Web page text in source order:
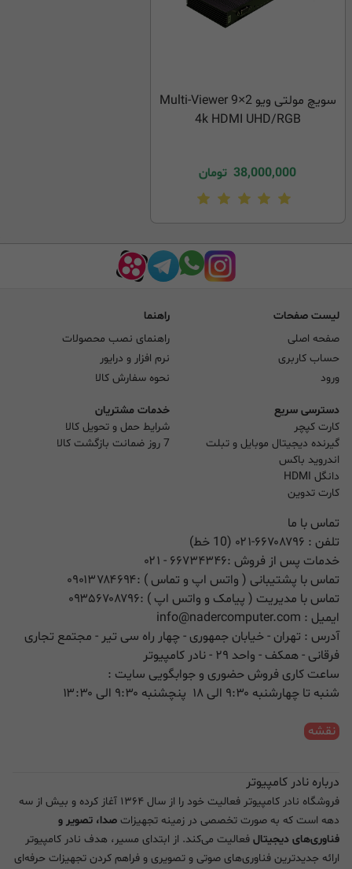
سویچ مولتی ویو Multi-Viewer 9×2
4k HDMI UHD/RGB
38,000,000 تومان
لیست صفحات
صفحه اصلی
حساب کاربری
ورود
راهنما
راهنمای نصب محصولات
نرم افزار و درایور
نحوه سفارش کالا
دسترسی سریع
کارت کپچر
گیرنده دیجیتال موبایل و تبلت
اندروید باکس
دانگل HDMI
کارت تدوین
خدمات مشتریان
شرایط حمل و تحویل کالا
7 روز ضمانت بازگشت کالا
تماس با ما
تلفن : ۰۲۱-۶۶۷۰۸۷۹۶ (10 خط)
خدمات پس از فروش :۶۶۷۳۴۳۴۶ - ۰۲۱
تماس با پشتیبانی ( واتس اپ و تماس ) :۰۹۰۱۳۷۸۴۶۹۴
تماس با مدیریت ( پیامک و واتس اپ ) :۰۹۳۵۶۷۰۸۷۹۶
ایمیل : info@nadercomputer.com
آدرس : تهران - خیابان جمهوری - چهار راه سی تیر - مجتمع تجاری
فرقانی - همکف - واحد ۲۹ - نادر کامپیوتر
ساعت کاری فروش حضوری و جوابگویی سایت :
شنبه تا چهارشنبه ۹:۳۰ الی ۱۸ پنچشنبه ۹:۳۰ الی ۱۳:۳۰
نقشه
درباره نادر کامپیوتر
فروشگاه نادر کامپیوتر فعالیت خود را از سال ۱۳۶۴ آغاز کرده و بیش از سه
دهه است که به صورت تخصصی در زمینه تجهیزات صدا، تصویر و
فناوری‌های دیجیتال فعالیت می‌کند. از ابتدای مسیر، هدف نادر کامپیوتر
ارائه جدیدترین فناوری‌های صوتی و تصویری و فراهم کردن تجهیزات حرفه‌ای